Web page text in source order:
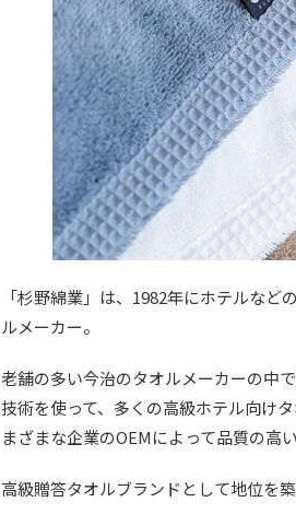
「杉野綿業」は、1982年にホテルな
ルメーカー。
老舗の多い今治のタオルメーカーの中
技術を使って、多くの高級ホテル向け
まざまな企業のOEMによって品質の高
高級贈答タオルブランドとして地位を